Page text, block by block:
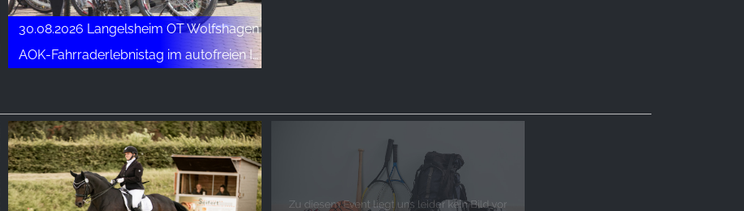
30.08.2026 Langelsheim OT Wolfshagen
AOK-Fahrraderlebnistag im autofreien Innerstetal - von Langelsheim bis nach Wildemann